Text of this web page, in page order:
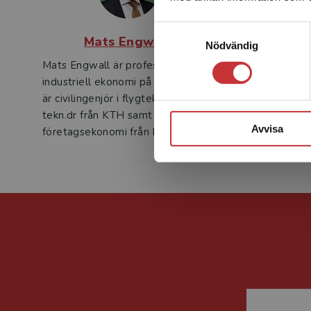
Nödvändig
Avvisa
Mats Engwall
Mats Engwall är professor i
industriell ekonomi på KTH. Han
är civilingenjör i flygteknik och
tekn.dr från KTH samt docent i
företagsekonomi från H...
Bo
på
där han
är